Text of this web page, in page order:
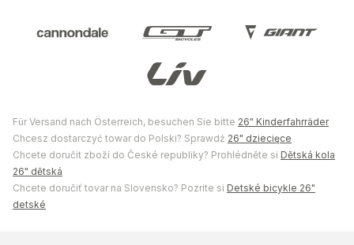
Für Versand nach Österreich, besuchen Sie bitte 26" Kinderfahrräder
Chcesz dostarczyć towar do Polski? Sprawdź 26" dziecięce
Chcete doručit zboží do České republiky? Prohlédněte si Dětská kola
26" dětská
Chcete doručiť tovar na Slovensko? Pozrite si Detské bicykle 26"
detské